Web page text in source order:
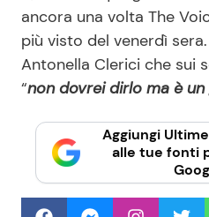
ancora una volta The
più visto del venerdì
Antonella Clerici che sui
“non dovrei dirlo ma è un
Aggiungi
alle tue fonti